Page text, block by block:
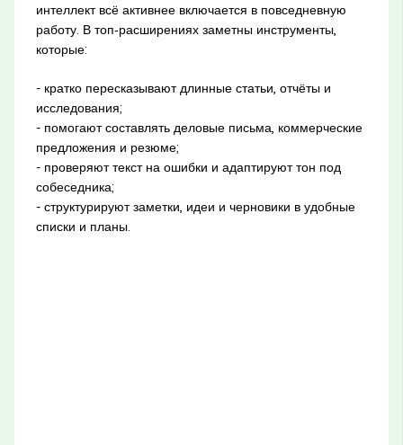
интеллект всё активнее включается в повседневную
работу. В топ‑расширениях заметны инструменты,
которые:
- кратко пересказывают длинные статьи, отчёты и
исследования;
- помогают составлять деловые письма, коммерческие
предложения и резюме;
- проверяют текст на ошибки и адаптируют тон под
собеседника;
- структурируют заметки, идеи и черновики в удобные
списки и планы.